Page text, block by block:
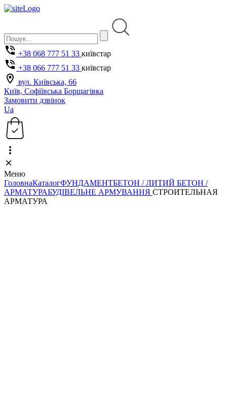
+38 068 777 51 33 київстар
+38 066 777 51 33 київстар
вул. Київська, 66
Київ, Софіївська Борщагівка
Замовити дзвінок
Ua
Меню
ГоловнаКаталогФУНДАМЕНТБЕТОН / ЛИТИЙ БЕТОН /
АРМАТУРАБУДІВЕЛЬНЕ АРМУВАННЯ СТРОИТЕЛЬНАЯ
АРМАТУРА